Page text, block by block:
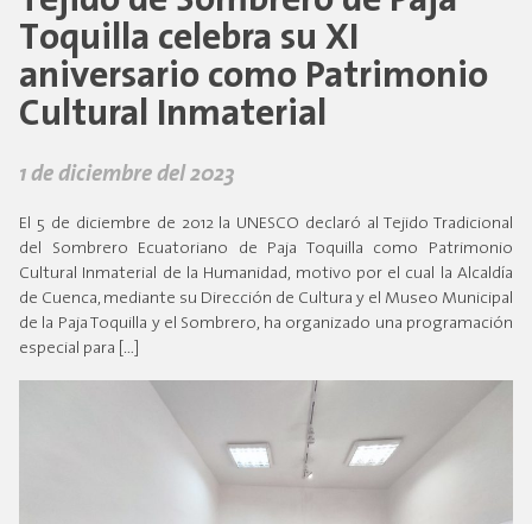
Toquilla celebra su XI
aniversario como Patrimonio
Cultural Inmaterial
1 de diciembre del 2023
El 5 de diciembre de 2012 la UNESCO declaró al Tejido Tradicional
del Sombrero Ecuatoriano de Paja Toquilla como Patrimonio
Cultural Inmaterial de la Humanidad, motivo por el cual la Alcaldía
de Cuenca, mediante su Dirección de Cultura y el Museo Municipal
de la Paja Toquilla y el Sombrero, ha organizado una programación
especial para […]